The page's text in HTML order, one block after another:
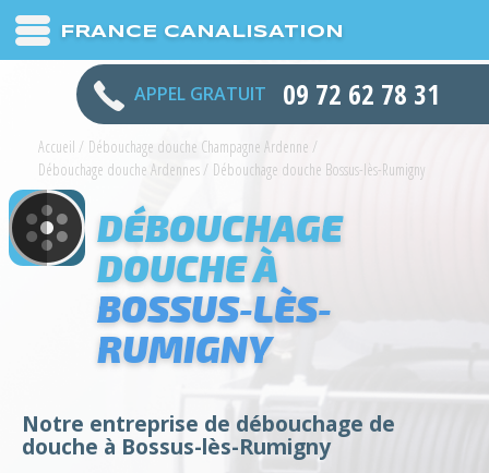
FRANCE CANALISATION
APPEL GRATUIT 09 72 62 78 31
Accueil / Débouchage douche Champagne Ardenne /
Débouchage douche Ardennes/ Débouchage douche Bossus-lès-Rumigny
DÉBOUCHAGE
DOUCHE À
BOSSUS-LÈS-
RUMIGNY
Notre entreprise de débouchage de
douche à Bossus-lès-Rumigny